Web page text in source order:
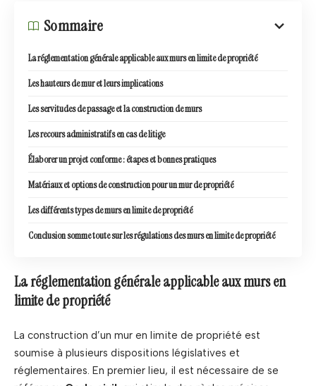
Sommaire
La réglementation générale applicable aux murs en limite de propriété
Les hauteurs de mur et leurs implications
Les servitudes de passage et la construction de murs
Les recours administratifs en cas de litige
Élaborer un projet conforme : étapes et bonnes pratiques
Matériaux et options de construction pour un mur de propriété
Les différents types de murs en limite de propriété
Conclusion somme toute sur les régulations des murs en limite de propriété
La réglementation générale applicable aux murs en
limite de propriété
La construction d’un mur en limite de propriété est
soumise à plusieurs dispositions législatives et
réglementaires. En premier lieu, il est nécessaire de se